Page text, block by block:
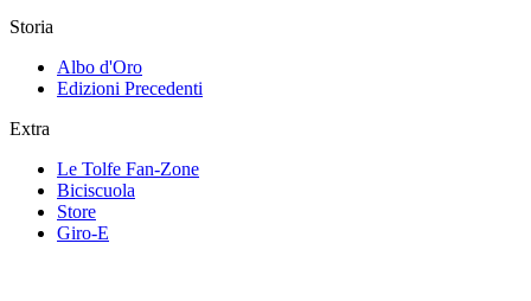
Storia
Albo d'Oro
Edizioni Precedenti
Extra
Le Tolfe Fan-Zone
Biciscuola
Store
Giro-E